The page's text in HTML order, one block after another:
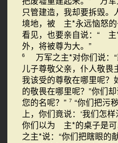
只管建造，我却要拆毁。
境地，被 主*永远恼怒的
看见，也要亲自说：“
外，将被尊为大。”
6
万军之主*对你们说：“
儿子尊敬父亲，仆人敬畏
我该受的尊敬在哪里呢？
的敬畏在哪里呢？”你们
您的名呢？” 7 “你们把污
上，你们竟说：‘我们怎
你们以为 主*的桌子是可
之主*说：“你们把瞎眼的